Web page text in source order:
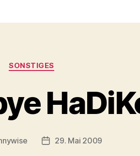
Kategorien
SONSTIGES
Veröffentlichungsdatum
29. Mai 2009